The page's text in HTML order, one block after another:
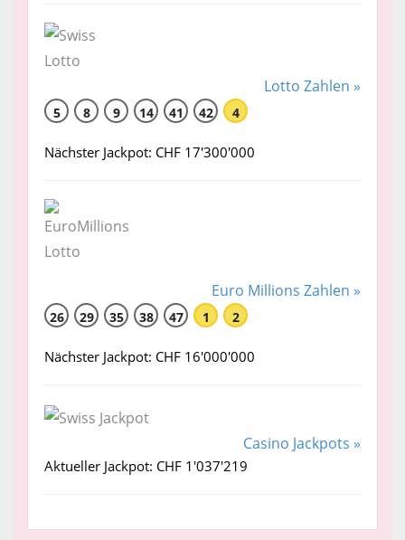
Lotto Zahlen »
5 8 9 14 41 42 4
Nächster Jackpot: CHF 17'300'000
Euro Millions Zahlen »
26 29 35 38 47 1 2
Nächster Jackpot: CHF 16'000'000
Casino Jackpots »
Aktueller Jackpot: CHF 1'037'219